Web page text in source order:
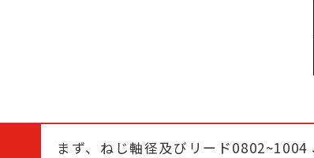
まず、ねじ軸径及びリード